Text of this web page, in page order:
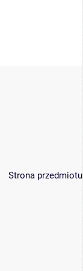
Strona przedmiotu